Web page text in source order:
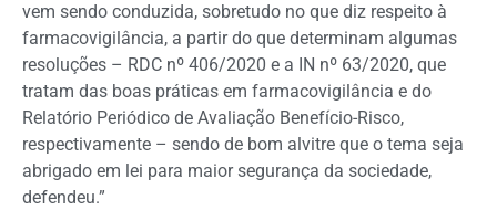
vem sendo conduzida, sobretudo no que diz respeito à
farmacovigilância, a partir do que determinam algumas
resoluções – RDC nº 406/2020 e a IN nº 63/2020, que
tratam das boas práticas em farmacovigilância e do
Relatório Periódico de Avaliação Benefício-Risco,
respectivamente – sendo de bom alvitre que o tema seja
abrigado em lei para maior segurança da sociedade,
defendeu.”